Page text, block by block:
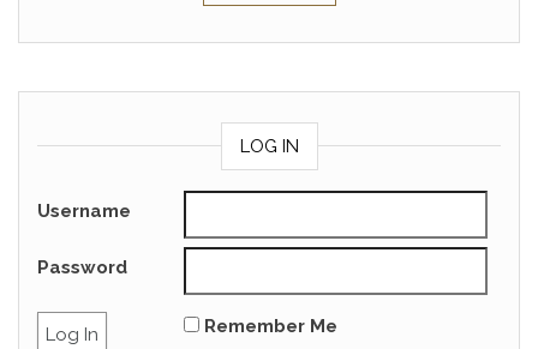
LOG IN
Username
Password
Remember Me